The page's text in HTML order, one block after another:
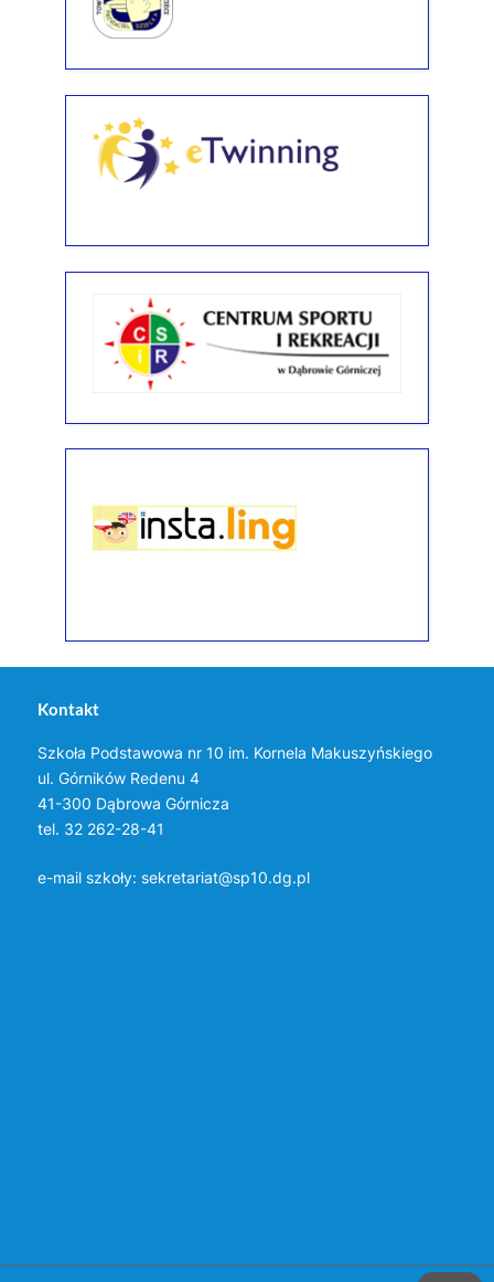
Kontakt
Szkoła Podstawowa nr 10 im. Kornela Makuszyńskiego
ul. Górników Redenu 4
41-300 Dąbrowa Górnicza
tel. 32 262-28-41
e-mail szkoły: sekretariat@sp10.dg.pl